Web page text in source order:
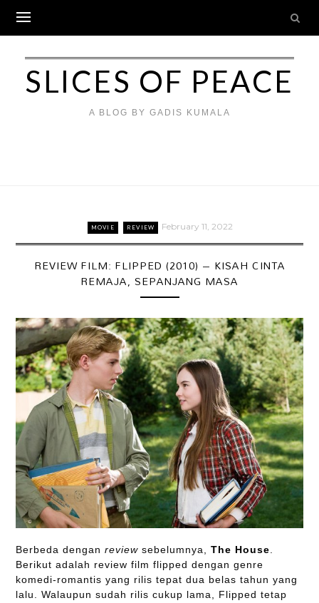
content
SLICES OF PEACE
A BLOG BY GADIS KUMALA
MOVIE REVIEW February 11, 2022
REVIEW FILM: FLIPPED (2010) – KISAH CINTA
REMAJA, SEPANJANG MASA
Berbeda dengan reviewsebelumnya, The House
Berikut adalah review film flipped dengan genre
komedi-romantis yang rilis tepat dua belas tahun yang
lalu. Walaupun sudah rilis cukup lama, Flipped tetap